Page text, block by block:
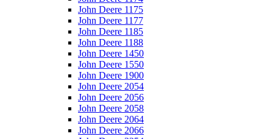
John Deere 1175
John Deere 1177
John Deere 1185
John Deere 1188
John Deere 1450
John Deere 1550
John Deere 1900
John Deere 2054
John Deere 2056
John Deere 2058
John Deere 2064
John Deere 2066